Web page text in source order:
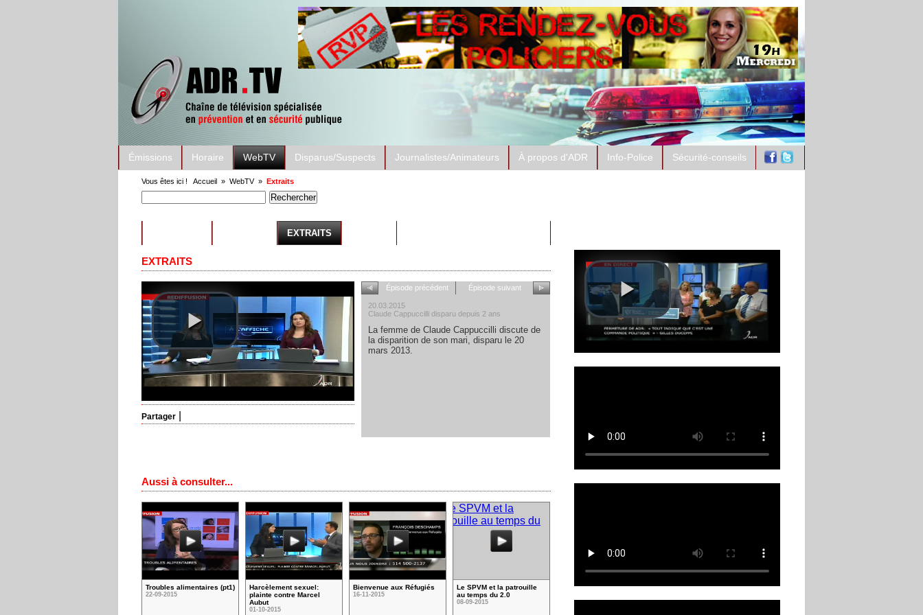
Émissions Horaire WebTV Disparus/Suspects Journalistes/Animateurs À propos d'ADR Info-Police Sécurité-conseils
Vous êtes ici ! Accueil » WebTV» Extraits
EXTRAITS
EXTRAITS
Partager
Épisode précédent Épisode suivant
20.03.2015
Claude Cappuccilli disparu depuis 2 ans
La femme de Claude Cappuccilli discute de
la disparition de son mari, disparu le 20
mars 2013.
Aussi à consulter...
Troubles alimentaires (pt1)
22-09-2015
Harcèlement sexuel:
plainte contre Marcel
Aubut
01-10-2015
Bienvenue aux Réfugiés
16-11-2015
Le SPVM et la patrouille
au temps du 2.0
08-09-2015